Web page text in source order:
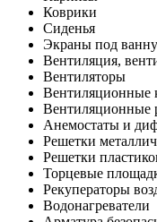
Коврики
Сиденья
Экраны под ванну
Вентиляция,
Вентиляторы
Вентиляционные
Вентиляционные
Анемостаты и
Решетки
Решетки
Торцевые
Рекуператоры
Водонагреватели